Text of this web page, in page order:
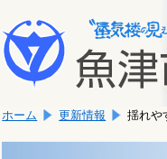
文
へ
移
ま
す。
こ
か
文
ホーム 更新情報 揺れや